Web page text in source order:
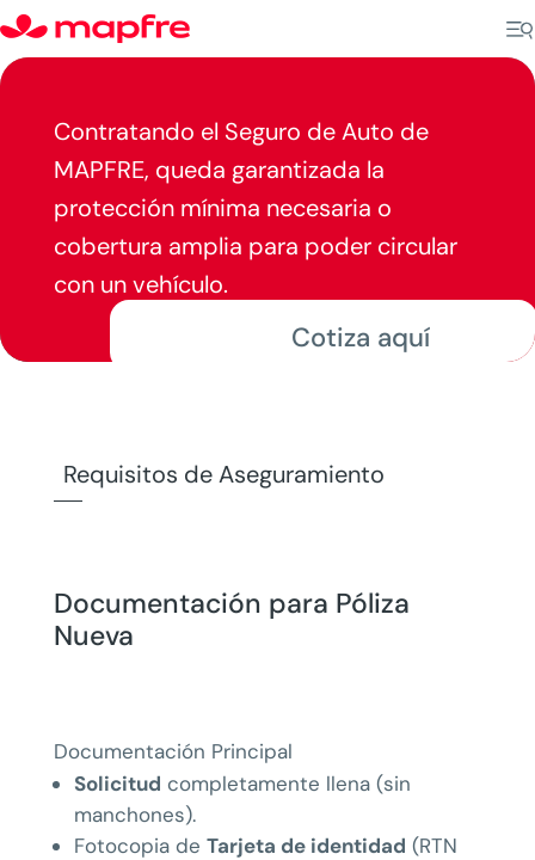
Contratando el Seguro de Auto de
MAPFRE, queda garantizada la
protección mínima necesaria o
cobertura amplia para poder circular
con un vehículo.
Cotiza aquí
Requisitos de Aseguramiento
Documentación para Póliza
Nueva
Documentación Principal
Solicitud completamente llena (sin
manchones).
Fotocopia de Tarjeta de identidad (RTN